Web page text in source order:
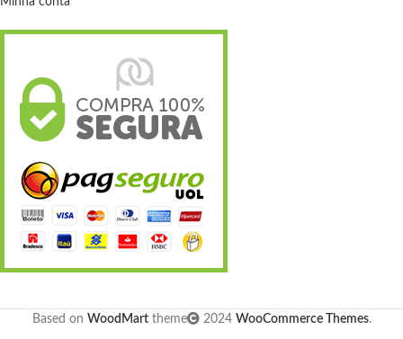
Based on WoodMarttheme 2024 WooCommerce Themes.